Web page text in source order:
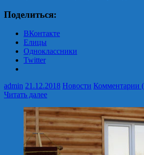
Поделиться:
ВКонтакте
Елицы
Одноклассники
Twitter
admin 21.12.2018 Новости Комментарии
Читать далее